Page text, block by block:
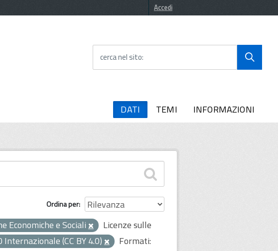
Accedi
cerca nel sito
DATI TEMI INFORMAZIONI
Ordina per
Economiche e Sociali
Licenze sulle
(CC BY 4.0)
Formati: